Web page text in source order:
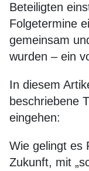
Beteiligten
Folgetermine
gemeinsam
wurden – ein
In diesem
beschriebene
eingehen:
Wie gelingt es
Zukunft, mit